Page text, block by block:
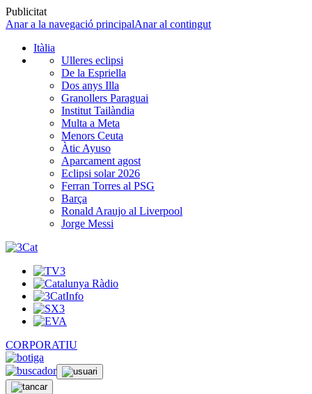
Publicitat
Anar a la navegació principalAnar al contingut
Itàlia
Ulleres eclipsi
De la Espriella
Dos anys Illa
Granollers Paraguai
Institut Tailàndia
Multa a Meta
Menors Ceuta
Àtic Ayuso
Aparcament agost
Eclipsi solar 2026
Ferran Torres al PSG
Barça
Ronald Araujo al Liverpool
Jorge Messi
CORPORATIU